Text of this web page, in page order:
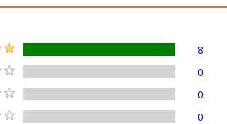
8
0
0
0